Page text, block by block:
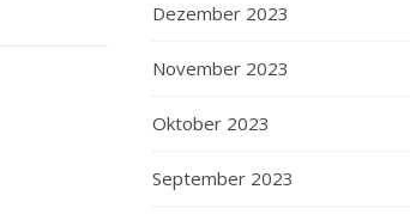
Dezember 2023
November 2023
Oktober 2023
September 2023